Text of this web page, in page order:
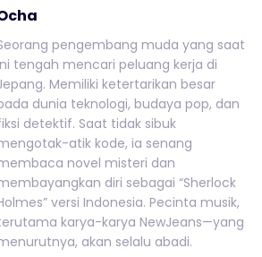
pengembang muda yang saat
tengah mencari peluang kerja di
Memiliki ketertarikan besar
dunia teknologi, budaya pop, dan
detektif. Saat tidak sibuk
atik kode, ia senang
novel misteri dan
diri sebagai “Sherlock
versi Indonesia. Pecinta musik,
karya-karya NewJeans—yang
akan selalu abadi.